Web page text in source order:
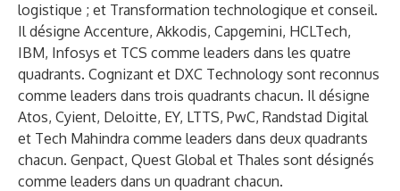
logistique ; et Transformation technologique et conseil.
Il désigne Accenture, Akkodis, Capgemini, HCLTech,
IBM, Infosys et TCS comme leaders dans les quatre
quadrants. Cognizant et DXC Technology sont reconnus
comme leaders dans trois quadrants chacun. Il désigne
Atos, Cyient, Deloitte, EY, LTTS, PwC, Randstad Digital
et Tech Mahindra comme leaders dans deux quadrants
chacun. Genpact, Quest Global et Thales sont désignés
comme leaders dans un quadrant chacun.